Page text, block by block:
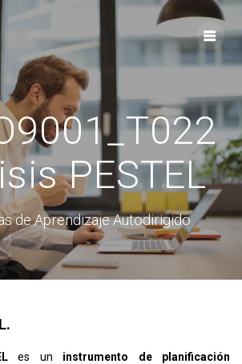
content
PESTEL
de Aprendizaje Autodirigido
es un instrumento de planificación